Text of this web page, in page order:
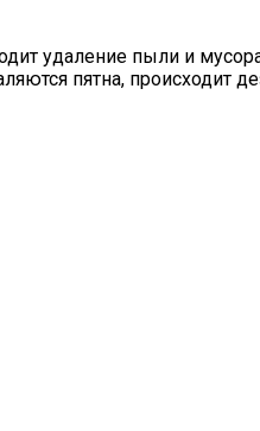
удаление пыли и
пятна, происходит